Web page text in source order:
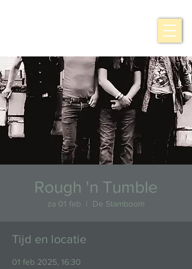
Rough 'n Tumble
za 01 feb
  |
De Stamboom
Tijd en locatie
01 feb 2025, 16:30